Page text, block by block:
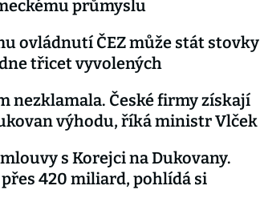
průmyslu
ovládnutí ČEZ může stát stovky
třicet vyvolených
nezklamala. České firmy získají
výhodu, říká ministr Vlček
s Korejci na Dukovany.
420 miliard, pohlídá si